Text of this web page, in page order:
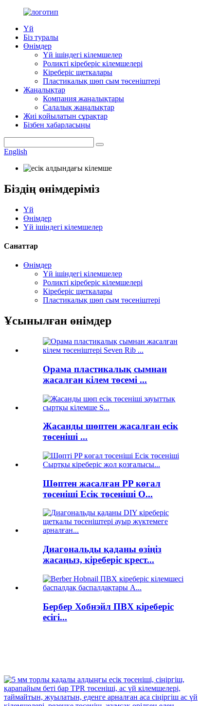
Үй
Біз туралы
Өнімдер
Үй ішіндегі кілемшелер
Роликті кіреберіс кілемшелері
Кіреберіс щеткалары
Пластикалық шөп сым төсеніштері
Жаңалықтар
Компания жаңалықтары
Салалық жаңалықтар
Жиі қойылатын сұрақтар
Бізбен хабарласыңы
English
Біздің өнімдеріміз
Үй
Өнімдер
Үй ішіндегі кілемшелер
Санаттар
Өнімдер
Үй ішіндегі кілемшелер
Роликті кіреберіс кілемшелері
Кіреберіс щеткалары
Пластикалық шөп сым төсеніштері
Ұсынылған өнімдер
Орама пластикалық сымнан
жасалған кілем төсемі ...
Жасанды шөптен жасалған есік
төсеніші ...
Шөптен жасалған PP көгал
төсеніші Есік төсеніші O...
Диагональды қаданы өзіңіз
жасаңыз, кіреберіс крест...
Бербер Хобнэйл ПВХ кіреберіс
есігі...